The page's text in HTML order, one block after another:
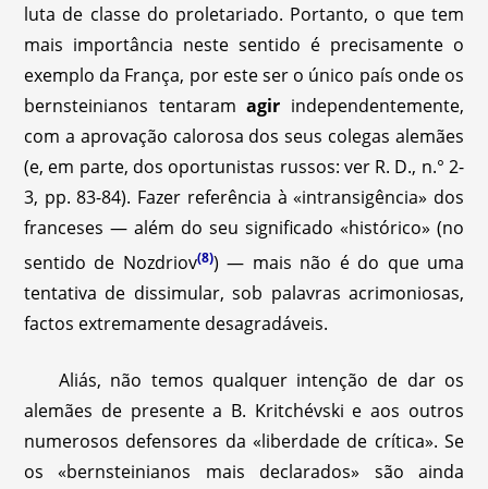
luta de classe do proletariado. Portanto, o que tem
mais importância neste sentido é precisamente o
exemplo da França, por este ser o único país onde os
bernsteinianos tentaramagir independentemente,
com a aprovação calorosa dos seus colegas alemães
(e, em parte, dos oportunistas russos: ver R. D., n.° 2-
3, pp. 83-84). Fazer referência à «intransigência» dos
franceses — além do seu significado «histórico» (no
sentido de Nozdriov(8)) — mais não é do que uma
tentativa de dissimular, sob palavras acrimoniosas,
factos extremamente desagradáveis.
Aliás, não temos qualquer intenção de dar os
alemães de presente a B. Kritchévski e aos outros
numerosos defensores da «liberdade de crítica». Se
os «bernsteinianos mais declarados» são ainda